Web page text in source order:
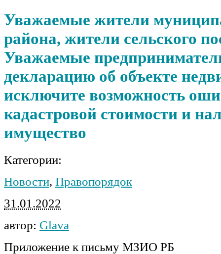
Уважаемые жители
района, жители сельского
Уважаемые
декларацию об объекте
исключите возможность
кадастровой стоимости и
имущество
Категории:
Новости, Правопорядок
31.01.2022
автор: Glava
Приложение к письму МЗИО РБ